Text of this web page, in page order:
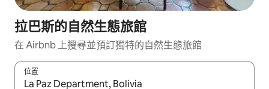
拉巴斯的自然生態旅館
在 Airbnb 上搜尋並預訂獨特的自然生態旅館
位置
如有搜尋結果，瀏覽內容時請使用上下箭頭，或輕點、滑動裝置。